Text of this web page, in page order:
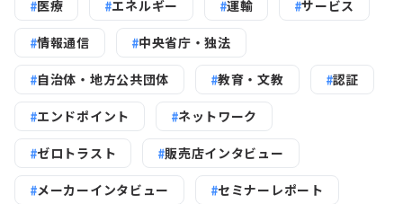
医療 エネルギー 運輸 サービス
情報通信 中央省庁・独法
自治体・地方公共団体 教育・文教 認証
エンドポイント ネットワーク
ゼロトラスト 販売店インタビュー
メーカーインタビュー セミナーレポート